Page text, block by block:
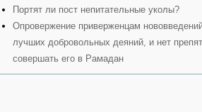
Портят ли пост непитательные уколы?
Опровержение приверженцам
лучших добровольных деяний, и нет
совершать его в Рамадан